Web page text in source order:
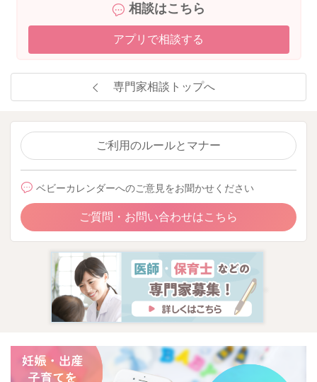
相談はこちら
アプリで相談する
専門家相談トップへ
ご利用のルールとマナー
ベビーカレンダーへのご意見をお聞かせください
ご質問・お問い合わせはこちら